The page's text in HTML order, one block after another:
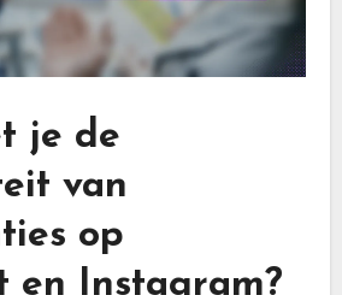
je de
van
op
en Instagram?